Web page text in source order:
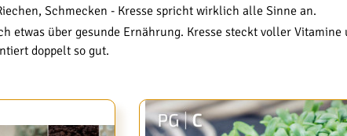
Schmecken - Kresse spricht wirklich alle Sinne an.
etwas über gesunde Ernährung. Kresse steckt voller
doppelt so gut.